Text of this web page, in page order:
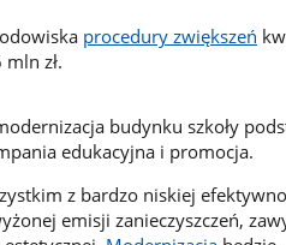
procedury zwiększeń
zł.
budynku szkoły
edukacyjna i promocja.
z bardzo niskiej
emisji zanieczyszczeń,